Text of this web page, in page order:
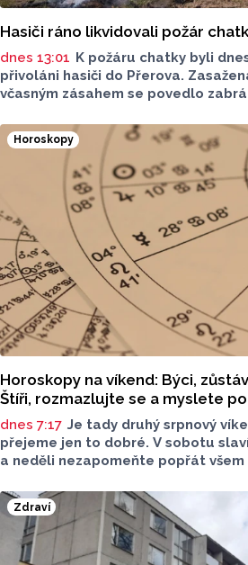
Hasiči ráno likvidovali požár
dnes 13:01 K požáru chatky byli
přivoláni hasiči do Přerova.
včasným zásahem se povedlo
Horoskopy
Horoskopy na víkend: Býci,
Štíři, rozmazlujte se a myslete
dnes 7:17 Je tady druhý srpnový
přejeme jen to dobré. V sobotu
a neděli nezapomeňte popřát všem
Zdraví